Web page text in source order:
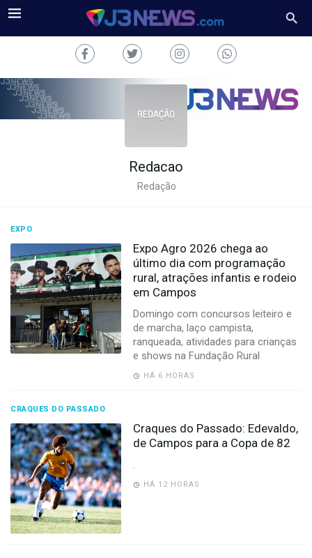
COLUNAS
FALE
CONOSCO
Copyright
2024
Desenvolvido
por
Hesea
Redacao
Redação
EXPO
Expo Agro 2026 chega ao
último dia com programação
rural, atrações infantis e rodeio
em Campos
Domingo com concursos leiteiro e
de marcha, laço campista,
ranqueada, atividades para crianças
e shows na Fundação Rural
HÁ 6 HORAS
CRAQUES DO PASSADO
Craques do Passado: Edevaldo,
de Campos para a Copa de 82
HÁ 12 HORAS